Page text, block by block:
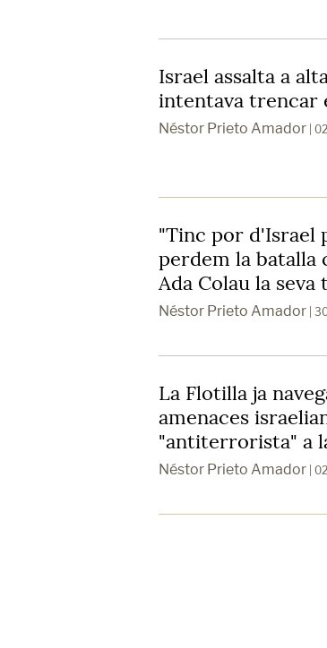
Israel assalta a
intentava trencar
Néstor Prieto Amador |
"Tinc por d'Israel
perdem la
Ada Colau la
Néstor Prieto Amador |
La Flotilla ja
amenaces
"antiterrorista" a
Néstor Prieto Amador |